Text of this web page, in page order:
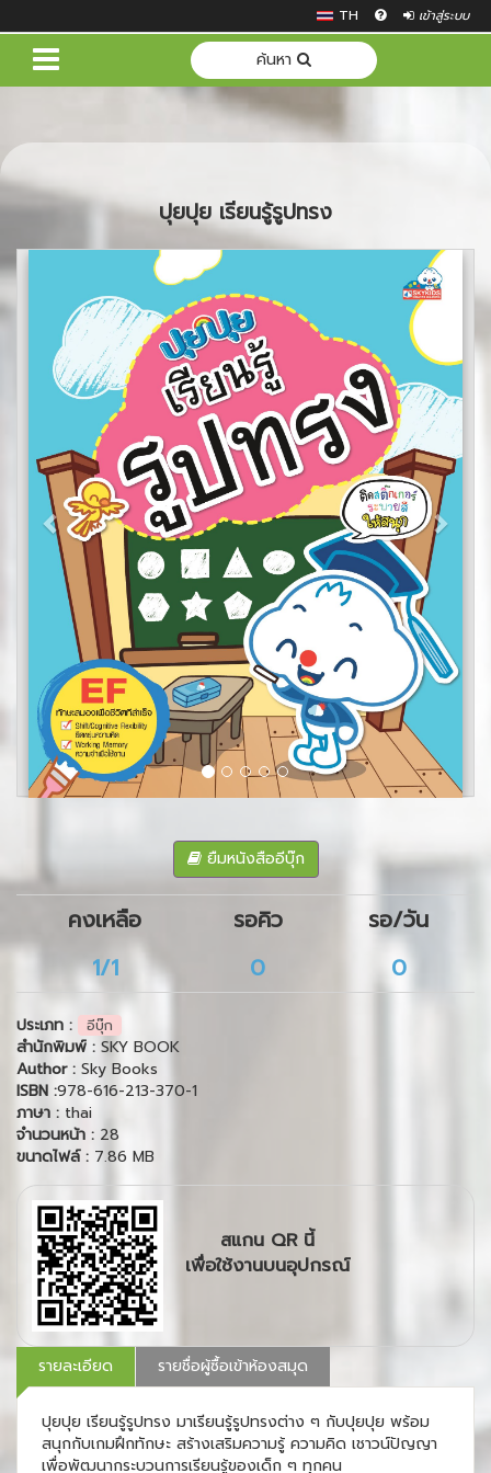
TH เข้าสู่ระบบ
ค้นหา
ปุยปุย เรียนรู้รูปทรง
Next
ยืมหนังสืออีบุ๊ก
คงเหลือ รอคิว
รอ/วัน
1/1
0 0
ประเภท : อีบุ๊ก
สำนักพิมพ์ : SKY BOOK
Author : Sky Books
ISBN :978-616-213-370-1
ภาษา : thai
จำนวนหน้า : 28
ขนาดไฟล์ : 7.86 MB
สแกน QR นี้
เพื่อใช้งานบนอุปกรณ์
รายละเอียด รายชื่อผู้ซื้อเข้าห้องสมุด
ปุยปุย เรียนรู้รูปทรง มาเรียนรู้รูปทรงต่าง ๆ กับปุยปุย พร้อม
สนุกกับเกมฝึกทักษะ สร้างเสริมความรู้ ความคิด เชาวน์ปัญญา
เพื่อพัฒนากระบวนการเรียนรู้ของเด็ก ๆ ทุกคน